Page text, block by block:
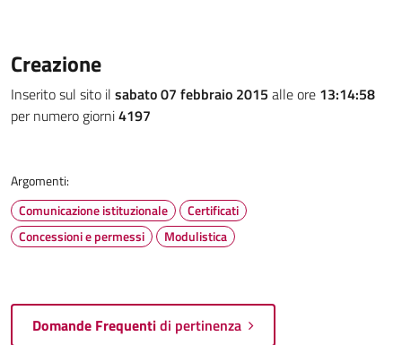
Creazione
Inserito sul sito il sabato 07 febbraio 2015 alle ore 13:14:58
per numero giorni4197
Argomenti:
Comunicazione istituzionale
Certificati
Concessioni e permessi
Modulistica
Domande Frequentidi pertinenza